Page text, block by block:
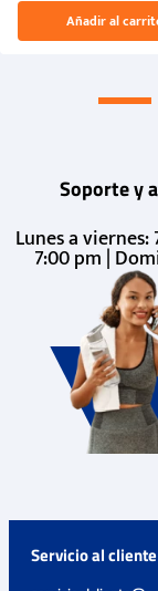
El Rugido del Sol
“Primeros para la Et...
Añadir al
Soporte y
Lunes a viernes:
7:00 pm |
Servicio al cliente